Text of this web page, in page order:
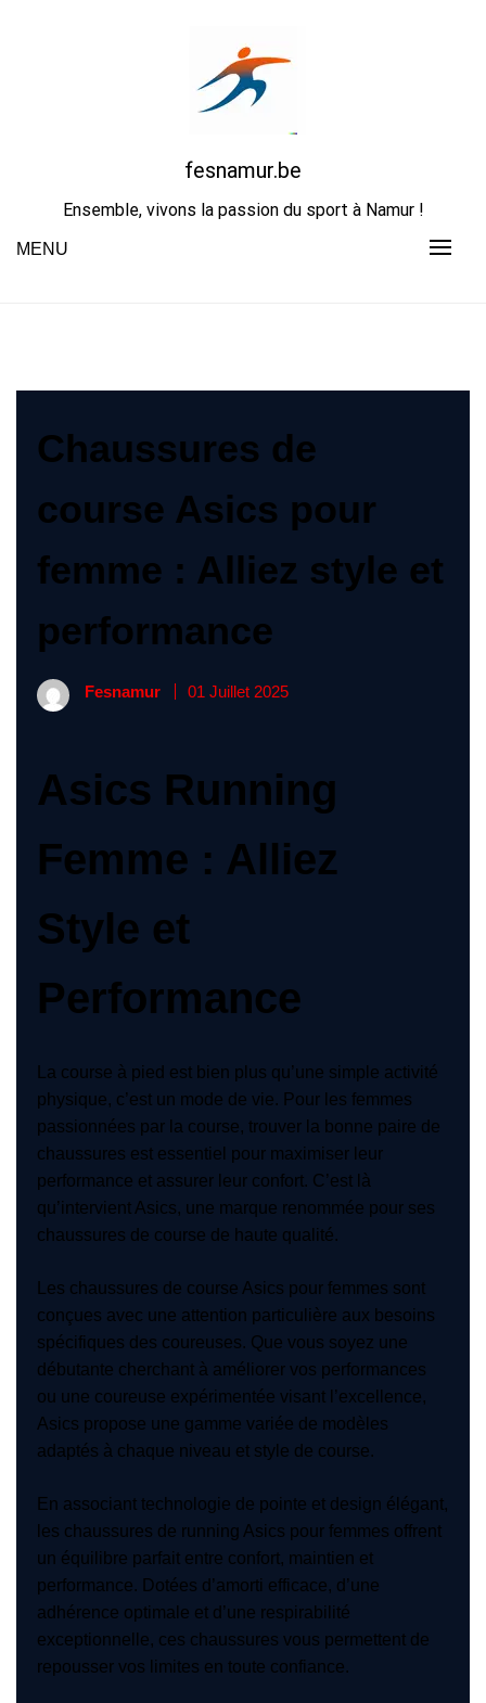
fesnamur.be
Ensemble, vivons la passion du sport à Namur !
MENU
Chaussures de
course Asics pour
femme : Alliez style et
performance
Fesnamur 01 Juillet 2025
Asics Running
Femme : Alliez
Style et
Performance
La course à pied est bien plus qu’une simple activité
physique, c’est un mode de vie. Pour les femmes
passionnées par la course, trouver la bonne paire de
chaussures est essentiel pour maximiser leur
performance et assurer leur confort. C’est là
qu’intervient Asics, une marque renommée pour ses
chaussures de course de haute qualité.
Les chaussures de course Asics pour femmes sont
conçues avec une attention particulière aux besoins
spécifiques des coureuses. Que vous soyez une
débutante cherchant à améliorer vos performances
ou une coureuse expérimentée visant l’excellence,
Asics propose une gamme variée de modèles
adaptés à chaque niveau et style de course.
En associant technologie de pointe et design élégant,
les chaussures de running Asics pour femmes offrent
un équilibre parfait entre confort, maintien et
performance. Dotées d’amorti efficace, d’une
adhérence optimale et d’une respirabilité
exceptionnelle, ces chaussures vous permettent de
repousser vos limites en toute confiance.